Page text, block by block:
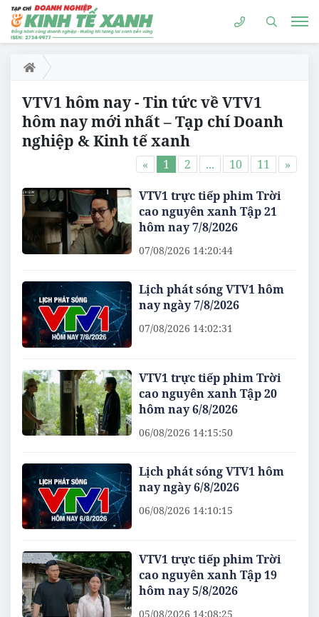
VTV1 hôm nay - Tin tức về VTV1
hôm nay mới nhất – Tạp chí Doanh
nghiệp & Kinh tế xanh
« 1 2 ... 10 11 »
VTV1 trực tiếp phim Trời
cao nguyên xanh Tập 21
hôm nay 7/8/2026
07/08/2026 14:20:44
Lịch phát sóng VTV1 hôm
nay ngày 7/8/2026
07/08/2026 14:02:31
VTV1 trực tiếp phim Trời
cao nguyên xanh Tập 20
hôm nay 6/8/2026
06/08/2026 14:15:50
Lịch phát sóng VTV1 hôm
nay ngày 6/8/2026
06/08/2026 14:10:15
VTV1 trực tiếp phim Trời
cao nguyên xanh Tập 19
hôm nay 5/8/2026
05/08/2026 14:08:25